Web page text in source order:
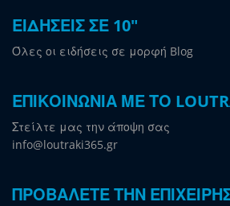
ΕΙΔΗΣΕΙΣ ΣΕ 10"
Όλες οι ειδήσεις σε μορφή Blog
ΕΠΙΚΟΙΝΩΝΙΑ ΜΕ ΤΟ
Στείλτε μας την άποψη σας
info@loutraki365.gr
ΠΡΟΒΑΛΕΤΕ ΤΗΝ